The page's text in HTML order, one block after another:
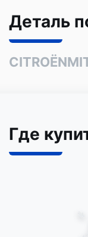
Деталь
CITROËN
Где